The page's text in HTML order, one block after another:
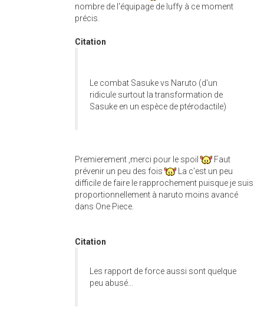
nombre de l'équipage de luffy à ce moment
précis.
Citation
Le combat Sasuke vs Naruto (d'un
ridicule surtout la transformation de
Sasuke en un espèce de ptérodactile)
Premierement ,merci pour le spoil
Faut
prévenir un peu des fois
La c'est un peu
difficile de faire le rapprochement puisque je suis
proportionnellement à naruto moins avancé
dans One Piece.
Citation
Les rapport de force aussi sont quelque
peu abusé...